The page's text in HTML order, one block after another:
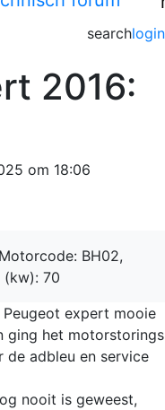
login
search
2016:
om 18:06
BH02,
(kw): 70
expert mooie
ging het motorstorings
de adbleu en service
nooit is geweest,